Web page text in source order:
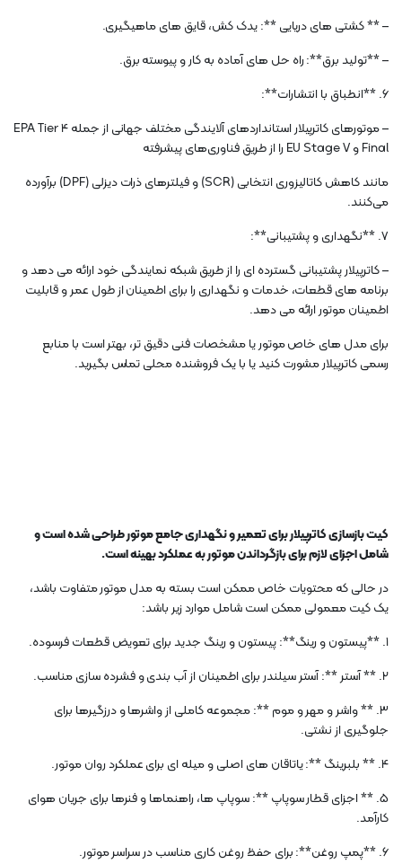
– ** کشتی های دریایی **: یدک کش، قایق های ماهیگیری.
– **تولید برق**: راه حل های آماده به کار و پیوسته برق.
6. **انطباق با انتشارات**:
– موتورهای کاترپیلار استانداردهای آلایندگی مختلف جهانی از جمله EPA Tier 4
Final و EU Stage V را از طریق فناوری‌های پیشرفته
مانند کاهش کاتالیزوری انتخابی (SCR) و فیلترهای ذرات دیزلی (DPF) برآورده
می‌کنند.
7. **نگهداری و پشتیبانی**:
– کاترپیلار پشتیبانی گسترده ای را از طریق شبکه نمایندگی خود ارائه می دهد و
برنامه های قطعات، خدمات و نگهداری را برای اطمینان از طول عمر و قابلیت
اطمینان موتور ارائه می دهد.
برای مدل های خاص موتور یا مشخصات فنی دقیق تر، بهتر است با منابع
رسمی کاترپیلار مشورت کنید یا با یک فروشنده محلی تماس بگیرید.
کیت بازسازی کاترپیلار برای تعمیر و نگهداری جامع موتور طراحی شده است و
شامل اجزای لازم برای بازگرداندن موتور به عملکرد بهینه است.
در حالی که محتویات خاص ممکن است بسته به مدل موتور متفاوت باشد،
یک کیت معمولی ممکن است شامل موارد زیر باشد:
1. **پیستون و رینگ**: پیستون و رینگ جدید برای تعویض قطعات فرسوده.
2. ** آستر **: آستر سیلندر برای اطمینان از آب بندی و فشرده سازی مناسب.
3. ** واشر و مهر و موم **: مجموعه کاملی از واشرها و درزگیرها برای
جلوگیری از نشتی.
4. ** بلبرینگ **: یاتاقان های اصلی و میله ای برای عملکرد روان موتور.
5. ** اجزای قطار سوپاپ **: سوپاپ ها، راهنماها و فنرها برای جریان هوای
کارآمد.
6. **پمپ روغن**: برای حفظ روغن کاری مناسب در سراسر موتور.